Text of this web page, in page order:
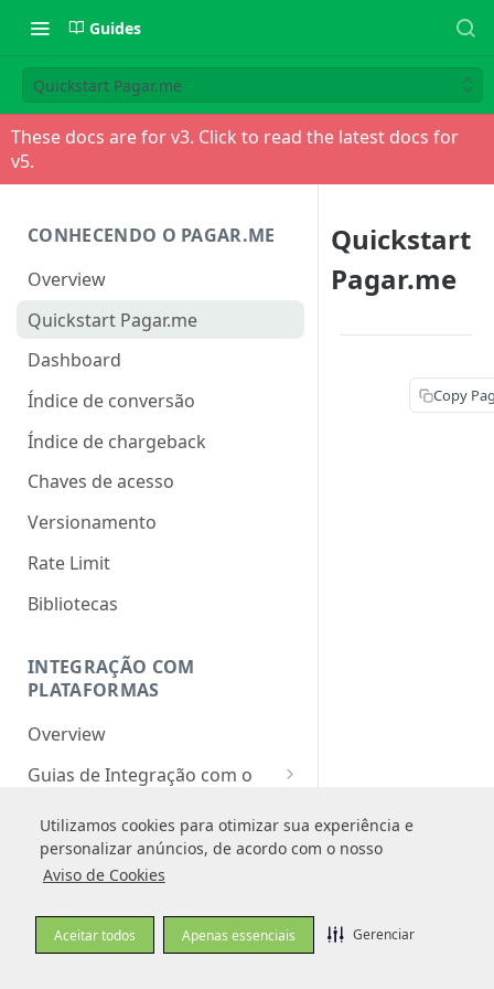
Utilizamos cookies para otimizar sua experiência e
personalizar anúncios, de acordo com o nosso
Aviso de Cookies
Aceitar todos Apenas essenciais Gerenciar
Utilizamos cookies para otimizar sua experiência e
personalizar anúncios, de acordo com o nosso
Aviso de Cookies
Aceitar todos Apenas essenciais Gerenciar
Guides
Quickstart Pagar.me
These docs are for v3. Click to read the latest docs for
v5.
CONHECENDO O PAGAR.ME
Overview
Quickstart Pagar.me
Dashboard
Índice de conversão
Índice de chargeback
Chaves de acesso
Versionamento
Rate Limit
Bibliotecas
INTEGRAÇÃO COM
PLATAFORMAS
Overview
Guias de Integração com o
WBuy
TRANSAÇÃO
Obtendo os dados do Cartão
Quickstart
Pagar.me
Copy